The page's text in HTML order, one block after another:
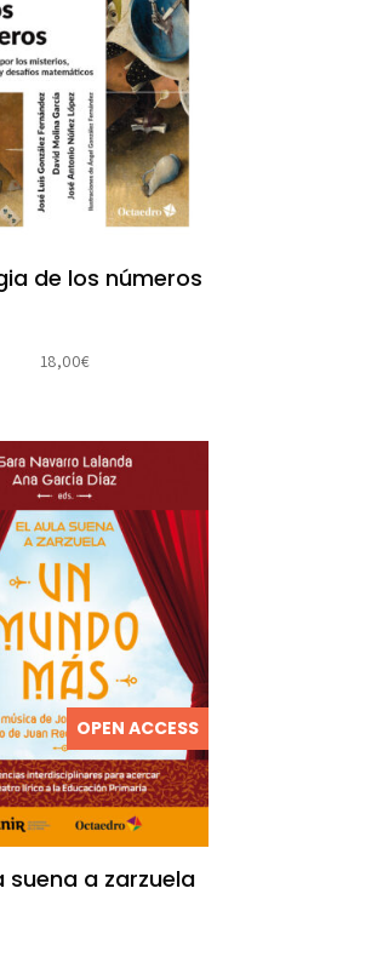
de los números
18,00€
OPEN ACCESS
suena a zarzuela